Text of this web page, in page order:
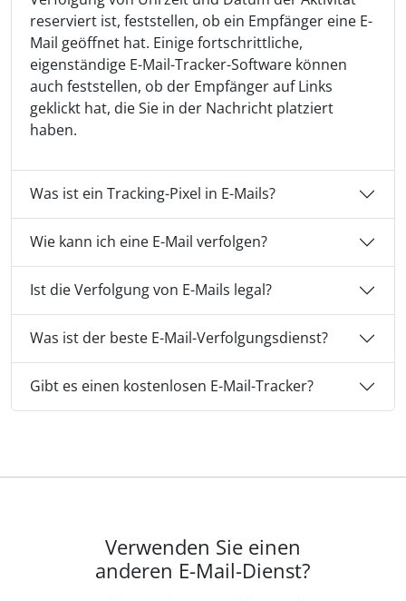
reserviert ist, feststellen, ob ein Empfänger eine E-
Mail geöffnet hat. Einige fortschrittliche,
eigenständige E-Mail-Tracker-Software können
auch feststellen, ob der Empfänger auf Links
geklickt hat, die Sie in der Nachricht platziert
haben.
Was ist ein Tracking-Pixel in E-Mails?
Wie kann ich eine E-Mail verfolgen?
Ist die Verfolgung von E-Mails legal?
Was ist der beste E-Mail-Verfolgungsdienst?
Gibt es einen kostenlosen E-Mail-Tracker?
Verwenden Sie einen
anderen E-Mail-Dienst?